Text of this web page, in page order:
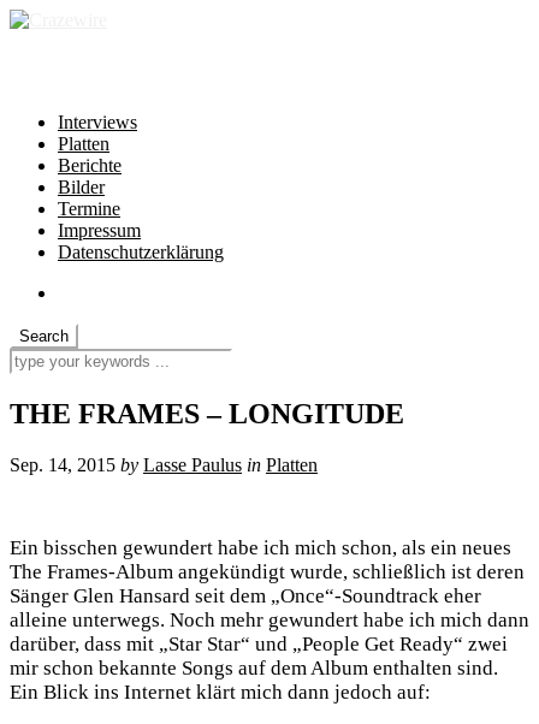
Interviews
Platten
Berichte
Bilder
Termine
Impressum
Datenschutzerklärung
THE FRAMES – LONGITUDE
Sep. 14, 2015 by Lasse Paulus in Platten
Ein bisschen gewundert habe ich mich schon, als ein neues
The Frames-Album angekündigt wurde, schließlich ist deren
Sänger Glen Hansard seit dem „Once“-Soundtrack eher
alleine unterwegs. Noch mehr gewundert habe ich mich dann
darüber, dass mit „Star Star“ und „People Get Ready“ zwei
mir schon bekannte Songs auf dem Album enthalten sind.
Ein Blick ins Internet klärt mich dann jedoch auf: